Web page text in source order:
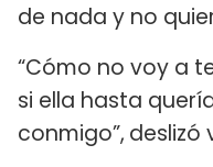
de nada y no
“Cómo no voy a
si ella hasta
conmigo”, deslizó